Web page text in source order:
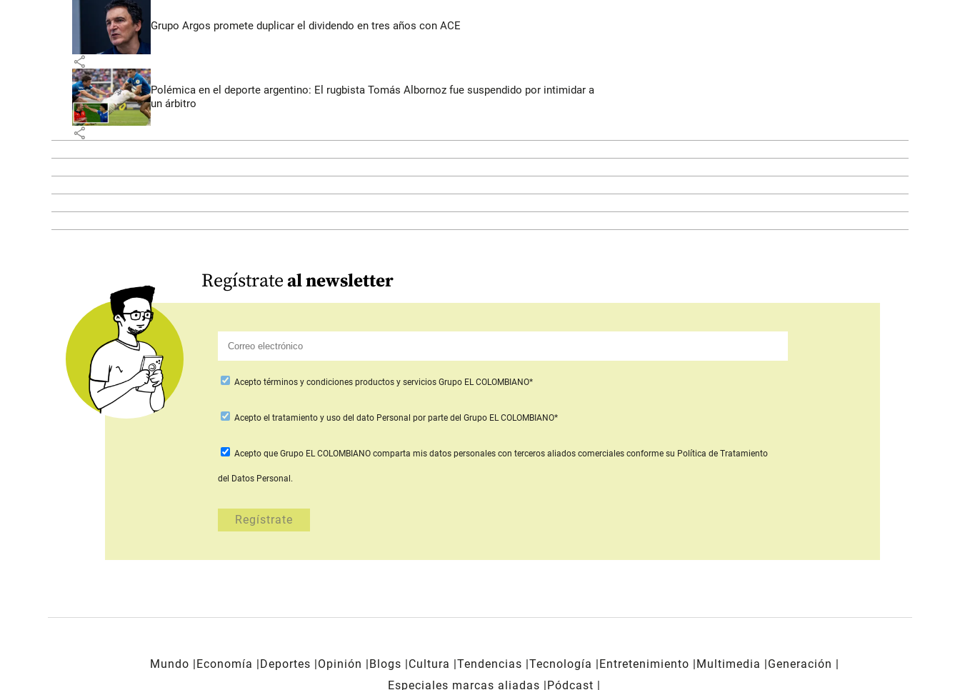
Grupo Argos promete duplicar el dividendo en tres años con ACE
share
Polémica en el deporte argentino: El rugbista Tomás Albornoz fue suspendido por intimidar a
un árbitro
share
Regístrateal newsletter
Acepto términos y condiciones productos y servicios Grupo EL COLOMBIANO*
Aceptoel tratamiento y uso del dato Personal por parte del Grupo EL COLOMBIANO*
Acepto que Grupo EL COLOMBIANO comparta mis datos personales con terceros aliados comercialesconforme su Política de Tratamiento
del Datos Personal.
Mundo Economía Deportes Opinión Blogs Cultura Tendencias Tecnología Entretenimiento Multimedia
Generación
Especiales marcas aliadas
Pódcast